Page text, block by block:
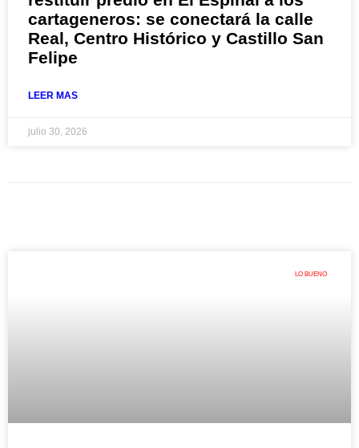
cartageneros: se conectará la calle
Real, Centro Histórico y Castillo San
Felipe
LEER MAS
julio 30, 2026
LO BUENO